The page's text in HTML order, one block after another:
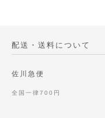
配送・送料について
佐川急便
全国一律700円